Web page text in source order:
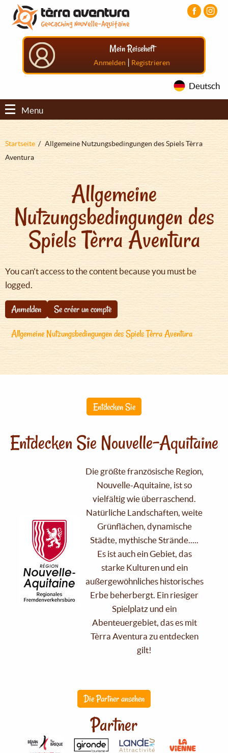
Direkt
zum
Inhalt
Aller
menu
principal
Aller
pied
Mein Reiseheft
Anmelden | Registrieren
Deutsch
Menu
Pfadnavigation
Startseite
Allgemeine Nutzungsbedingungen des Spiels Tèrra
Aventura
Allgemeine
Nutzungsbedingungen des
Spiels Tèrra Aventura
You can't access to the content because you must be
logged.
Anmelden
Se créer un compte
Allgemeine Nutzungsbedingungen des Spiels Tèrra Aventura
Entdecken Sie
Entdecken Sie Nouvelle-Aquitaine
Die größte französische Region,
Nouvelle-Aquitaine, ist so
vielfältig wie überraschend.
Natürliche Landschaften, weite
Grünflächen, dynamische
Städte, mythische Strände.....
Es ist auch ein Gebiet, das
starke Kulturen und ein
außergewöhnliches historisches
Erbe beherbergt. Ein riesiger
Spielplatz und ein
Abenteuergebiet, das es mit
Tèrra Aventura zu entdecken
gilt!
Die Partner ansehen
Partner